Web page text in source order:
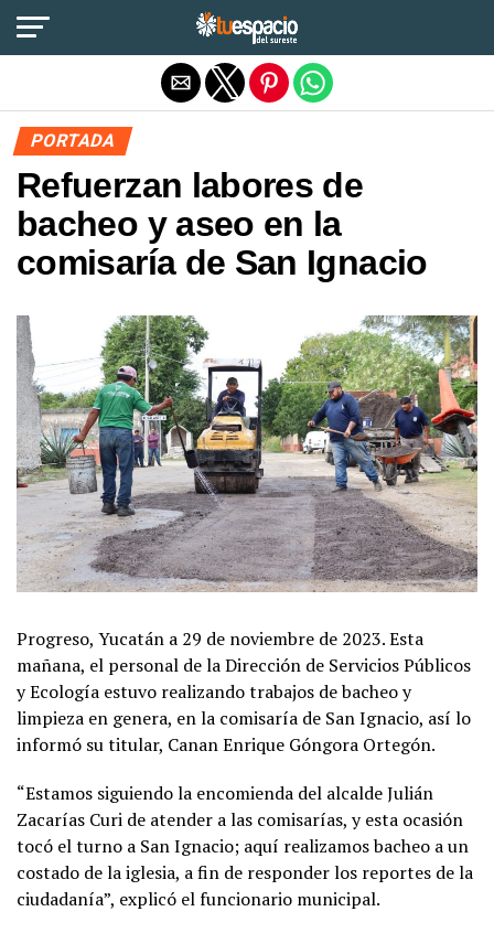
PORTADA
Refuerzan labores de
bacheo y aseo en la
comisaría de San Ignacio
Progreso, Yucatán a 29 de noviembre de 2023. Esta
mañana, el personal de la Dirección de Servicios Públicos
y Ecología estuvo realizando trabajos de bacheo y
limpieza en genera, en la comisaría de San Ignacio, así lo
informó su titular, Canan Enrique Góngora Ortegón.
“Estamos siguiendo la encomienda del alcalde Julián
Zacarías Curi de atender a las comisarías, y esta ocasión
tocó el turno a San Ignacio; aquí realizamos bacheo a un
costado de la iglesia, a fin de responder los reportes de la
ciudadanía”, explicó el funcionario municipal.
Salir de la versión móvil